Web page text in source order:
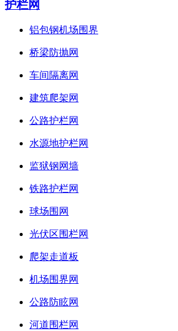
护栏网
铝包钢机场围界
桥梁防抛网
车间隔离网
建筑爬架网
公路护栏网
水源地护栏网
监狱钢网墙
铁路护栏网
球场围网
光伏区围栏网
爬架走道板
机场围界网
公路防眩网
河道围栏网